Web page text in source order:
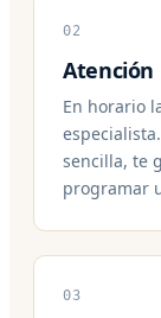
02
Atención
En horario
sencilla, te
programar
03